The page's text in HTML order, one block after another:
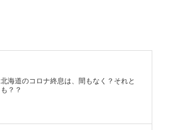
北海道のコロナ終息は、間もなく？それと
も？？